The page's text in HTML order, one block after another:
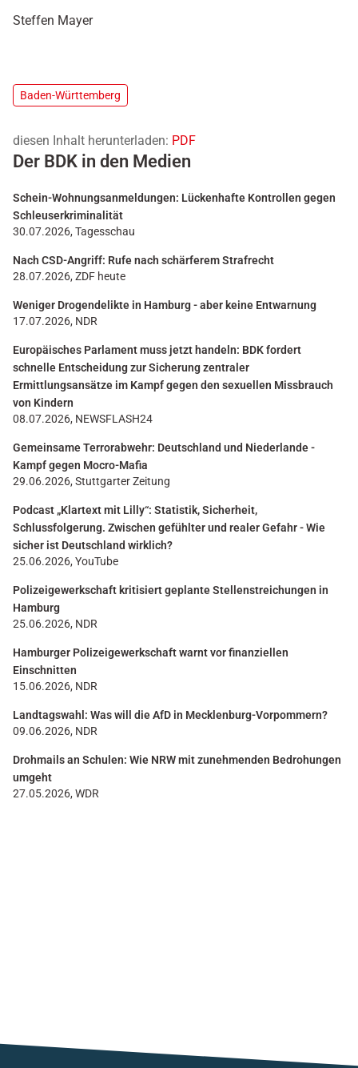
Steffen Mayer
Baden-Württemberg
diesen Inhalt herunterladen: PDF
Der BDK in den Medien
Schein-Wohnungsanmeldungen: Lückenhafte Kontrollen gegen
Schleuserkriminalität
30.07.2026, Tagesschau
Nach CSD-Angriff: Rufe nach schärferem Strafrecht
28.07.2026, ZDF heute
Weniger Drogendelikte in Hamburg - aber keine Entwarnung
17.07.2026, NDR
Europäisches Parlament muss jetzt handeln: BDK fordert
schnelle Entscheidung zur Sicherung zentraler
Ermittlungsansätze im Kampf gegen den sexuellen Missbrauch
von Kindern
08.07.2026, NEWSFLASH24
Gemeinsame Terrorabwehr: Deutschland und Niederlande -
Kampf gegen Mocro-Mafia
29.06.2026, Stuttgarter Zeitung
Podcast „Klartext mit Lilly“: Statistik, Sicherheit,
Schlussfolgerung. Zwischen gefühlter und realer Gefahr - Wie
sicher ist Deutschland wirklich?
25.06.2026, YouTube
Polizeigewerkschaft kritisiert geplante Stellenstreichungen in
Hamburg
25.06.2026, NDR
Hamburger Polizeigewerkschaft warnt vor finanziellen
Einschnitten
15.06.2026, NDR
Landtagswahl: Was will die AfD in Mecklenburg-Vorpommern?
09.06.2026, NDR
Drohmails an Schulen: Wie NRW mit zunehmenden Bedrohungen
umgeht
27.05.2026, WDR